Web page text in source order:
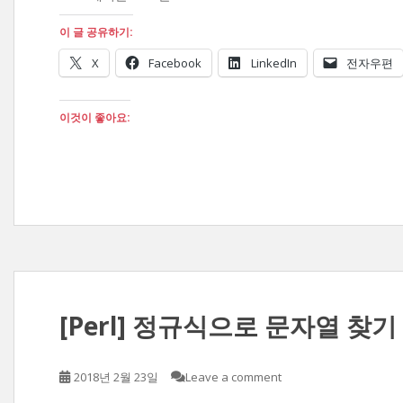
이 글 공유하기:
X Facebook LinkedIn 전자우편
이것이 좋아요:
[Perl] 정규식으로 문자열 찾기
2018년 2월 23일 Leave a comment